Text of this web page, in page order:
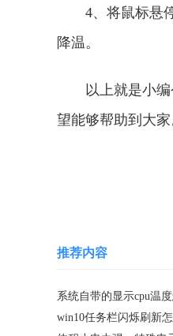
4、将鼠标悬
降温。
以上就是小
望能够帮助到大家
推荐内容
系统自带的显示cpu温
win10任务栏闪烁刷新